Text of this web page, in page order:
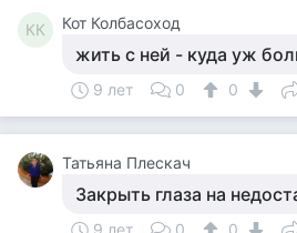
КК Кот Колбасоход
жить с ней - куда уж
9 лет 0 0
Татьяна Плескач
Закрыть глаза на
9 лет 0 0